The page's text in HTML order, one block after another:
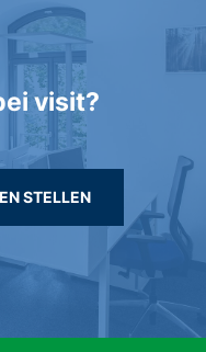
visit?
STELLEN